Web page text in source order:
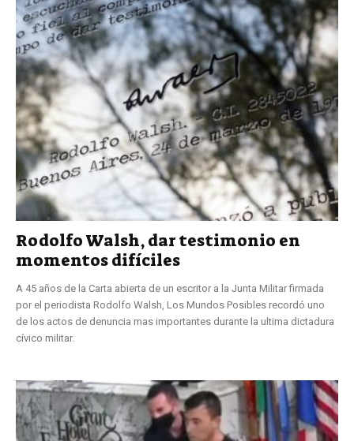
Rodolfo Walsh, dar testimonio en
momentos difíciles
A 45 años de la Carta abierta de un escritor a la Junta Militar firmada
por el periodista Rodolfo Walsh, Los Mundos Posibles recordó uno
de los actos de denuncia mas importantes durante la ultima dictadura
cívico militar.